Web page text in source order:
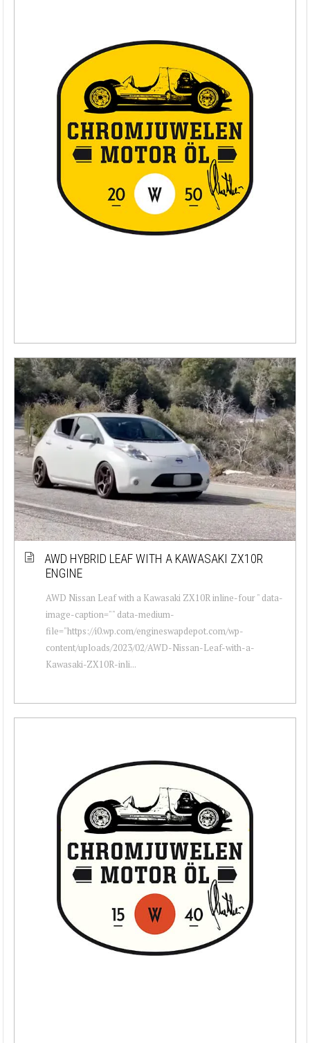
AWD HYBRID LEAF WITH A KAWASAKI ZX10R
ENGINE
AWD Nissan Leaf with a Kawasaki ZX10R inline-four " data-
image-caption="" data-medium-
file="https://i0.wp.com/engineswapdepot.com/wp-
content/uploads/2023/02/AWD-Nissan-Leaf-with-a-
Kawasaki-ZX10R-inli...